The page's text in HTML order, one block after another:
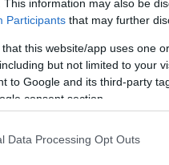
This information may also be
Participants that may further
that this website/app uses one
but not limited to your
to Google and its third-party
consent section.
Data Processing Opt Outs
pucharach, po raz
stołeczny klub do kolejnej
- Chelsea